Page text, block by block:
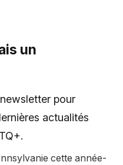
un
pour
actualités
cette année-